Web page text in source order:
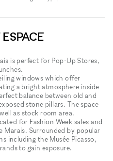
is perfect for Pop-Up Stores,
windows which offer
a bright atmosphere inside
balance between old and
stone pillars. The space
as stock room area.
for Fashion Week sales and
Marais. Surrounded by popular
including the Musée Picasso,
to gain exposure.